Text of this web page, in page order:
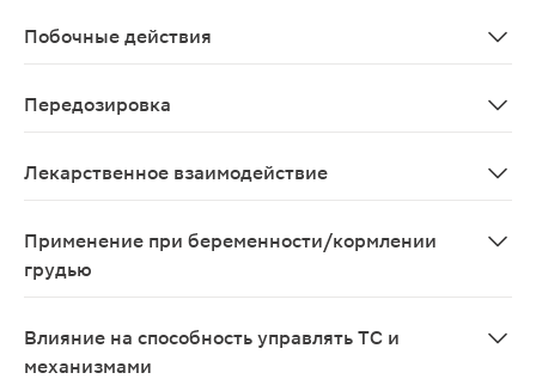
Побочные действия
Передозировка
Лекарственное взаимодействие
Применение при беременности/кормлении
грудью
Влияние на способность управлять ТС и
механизмами